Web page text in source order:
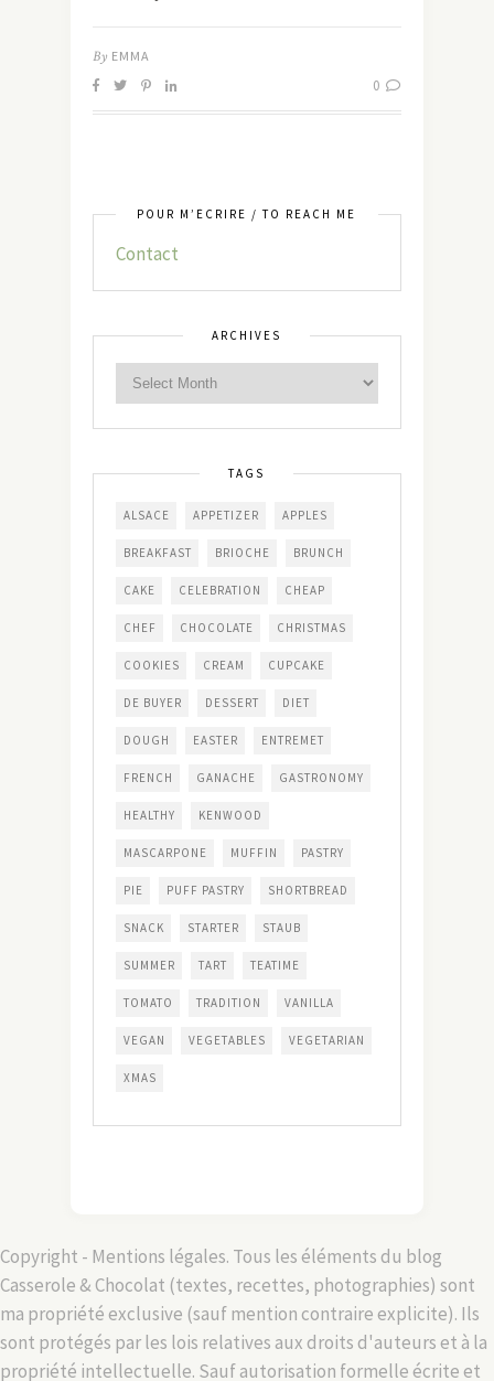
By EMMA
0
POUR M’ÉCRIRE / TO REACH ME
Contact
ARCHIVES
TAGS
ALSACE APPETIZER APPLES
BREAKFAST BRIOCHE BRUNCH
CAKE CELEBRATION CHEAP
CHEF CHOCOLATE CHRISTMAS
COOKIES CREAM CUPCAKE
DE BUYER DESSERT DIET
DOUGH EASTER ENTREMET
FRENCH GANACHE GASTRONOMY
HEALTHY KENWOOD
MASCARPONE MUFFIN PASTRY
PIE PUFF PASTRY SHORTBREAD
SNACK STARTER STAUB
SUMMER TART TEATIME
TOMATO TRADITION VANILLA
VEGAN VEGETABLES VEGETARIAN
XMAS
Copyright - Mentions légales. Tous les éléments du blog
Casserole & Chocolat (textes, recettes, photographies) sont
ma propriété exclusive (sauf mention contraire explicite). Ils
sont protégés par les lois relatives aux droits d'auteurs et à la
propriété intellectuelle. Sauf autorisation formelle écrite et